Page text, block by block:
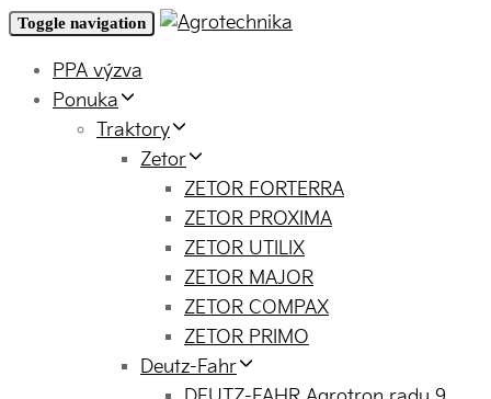
Toggle navigation
PPA výzva
Ponuka
Traktory
Zetor
ZETOR FORTERRA
ZETOR PROXIMA
ZETOR UTILIX
ZETOR MAJOR
ZETOR COMPAX
ZETOR PRIMO
Deutz-Fahr